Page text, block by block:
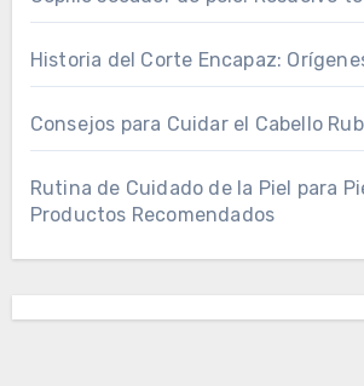
Historia del Corte Encapaz:
Consejos para Cuidar el Cabello
Rutina de Cuidado de la Piel para
Productos Recomendados